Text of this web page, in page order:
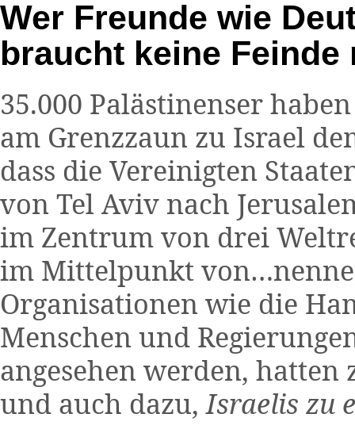
Wer Freunde wie
braucht keine Feinde
35.000 Palästinenser
am Grenzzaun zu Israel
dass die Vereinigten
von Tel Aviv nach
im Zentrum von drei
im Mittelpunkt
Organisationen wie die
Menschen und
angesehen werden,
und auch dazu,Israelis zu